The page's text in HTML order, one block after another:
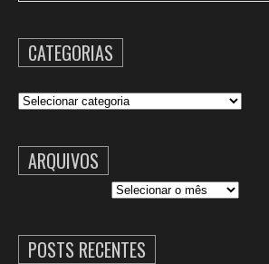
CATEGORIAS
Categorias
ARQUIVOS
POSTS RECENTES